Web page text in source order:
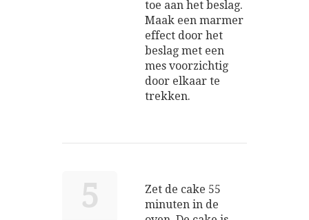
toe aan het beslag.
Maak een marmer
effect door het
beslag met een
mes voorzichtig
door elkaar te
trekken.
5
Zet de cake 55
minuten in de